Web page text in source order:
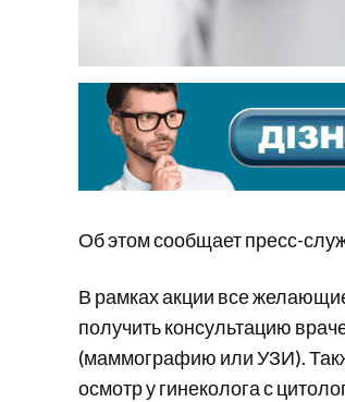
Об этом сообщает пресс-
В рамках акции все
получить консультацию
(маммографию или УЗИ).
осмотр у гинеколога с